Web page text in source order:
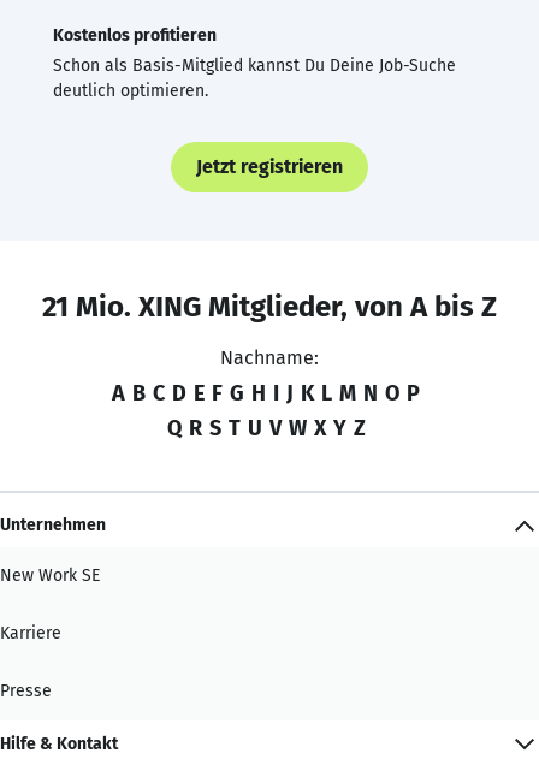
Kostenlos profitieren
Schon als Basis-Mitglied kannst Du Deine Job-Suche
deutlich optimieren.
Jetzt registrieren
21 Mio. XING Mitglieder, von A bis Z
Nachname:
A B C D E F G H I J K L M N O P
Q R S T U V W X Y Z
Unternehmen
New Work SE
Karriere
Presse
Hilfe & Kontakt